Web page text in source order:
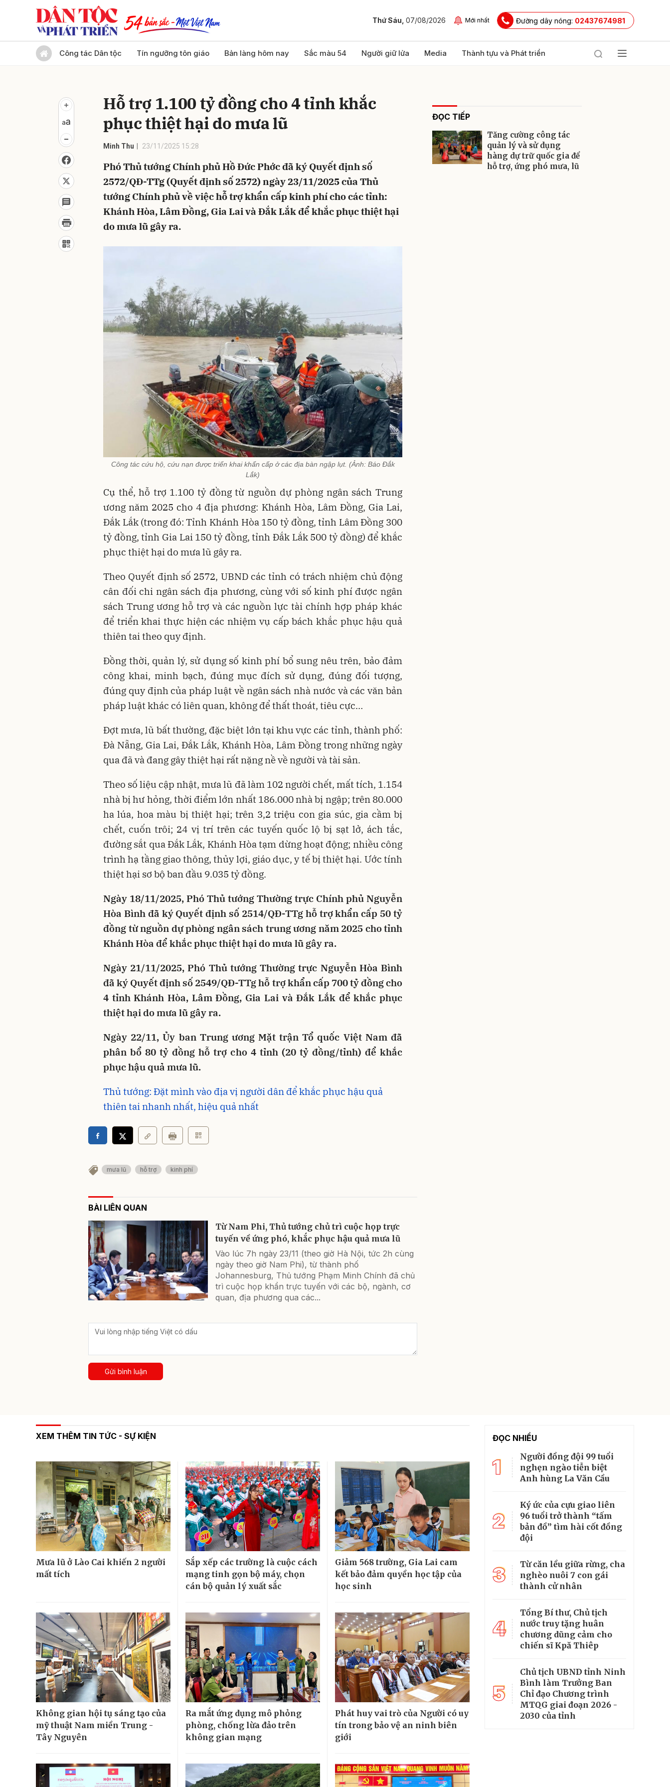
Thứ Sáu, 07/08/2026 Mới nhất Đường dây nóng: 02437674981
Công tác Dân tộc Tín ngưỡng tôn giáo Bản làng hôm nay Sắc màu 54 Người giữ lửa Media Thành tựu và Phát triển
Hỗ trợ 1.100 tỷ đồng cho 4 tỉnh khắc
phục thiệt hại do mưa lũ
Minh Thu 23/11/2025 15:28
Phó Thủ tướng Chính phủ Hồ Đức Phớc đã ký Quyết định số
2572/QĐ-TTg (Quyết định số 2572) ngày 23/11/2025 của Thủ
tướng Chính phủ về việc hỗ trợ khẩn cấp kinh phí cho các tỉnh:
Khánh Hòa, Lâm Đồng, Gia Lai và Đắk Lắk để khắc phục thiệt hại
do mưa lũ gây ra.
Công tác cứu hộ, cứu nạn được triển khai khẩn cấp ở các địa bàn ngập lụt. (Ảnh: Báo Đắk
Lắk)
Cụ thể, hỗ trợ 1.100 tỷ đồng từ nguồn dự phòng ngân sách Trung
ương năm 2025 cho 4 địa phương: Khánh Hòa, Lâm Đồng, Gia Lai,
Đắk Lắk (trong đó: Tỉnh Khánh Hòa 150 tỷ đồng, tỉnh Lâm Đồng 300
tỷ đồng, tỉnh Gia Lai 150 tỷ đồng, tỉnh Đắk Lắk 500 tỷ đồng) để khắc
phục thiệt hại do mưa lũ gây ra.
Theo Quyết định số 2572, UBND các tỉnh có trách nhiệm chủ động
cân đối chi ngân sách địa phương, cùng với số kinh phí được ngân
sách Trung ương hỗ trợ và các nguồn lực tài chính hợp pháp khác
để triển khai thực hiện các nhiệm vụ cấp bách khắc phục hậu quả
thiên tai theo quy định.
Đồng thời, quản lý, sử dụng số kinh phí bổ sung nêu trên, bảo đảm
công khai, minh bạch, đúng mục đích sử dụng, đúng đối tượng,
đúng quy định của pháp luật về ngân sách nhà nước và các văn bản
pháp luật khác có liên quan, không để thất thoát, tiêu cực…
Đợt mưa, lũ bất thường, đặc biệt lớn tại khu vực các tỉnh, thành phố:
Đà Nẵng, Gia Lai, Đắk Lắk, Khánh Hòa, Lâm Đồng trong những ngày
qua đã và đang gây thiệt hại rất nặng nề về người và tài sản.
Theo số liệu cập nhật, mưa lũ đã làm 102 người chết, mất tích, 1.154
nhà bị hư hỏng, thời điểm lớn nhất 186.000 nhà bị ngập; trên 80.000
ha lúa, hoa màu bị thiệt hại; trên 3,2 triệu con gia súc, gia cầm bị
chết, cuốn trôi; 24 vị trí trên các tuyến quốc lộ bị sạt lở, ách tắc,
đường sắt qua Đắk Lắk, Khánh Hòa tạm dừng hoạt động; nhiều công
trình hạ tầng giao thông, thủy lợi, giáo dục, y tế bị thiệt hại. Ước tính
thiệt hại sơ bộ ban đầu 9.035 tỷ đồng.
Ngày 18/11/2025, Phó Thủ tướng Thường trực Chính phủ Nguyễn
Hòa Bình đã ký Quyết định số 2514/QĐ-TTg hỗ trợ khẩn cấp 50 tỷ
đồng từ nguồn dự phòng ngân sách trung ương năm 2025 cho tỉnh
Khánh Hòa để khắc phục thiệt hại do mưa lũ gây ra.
Ngày 21/11/2025, Phó Thủ tướng Thường trực Nguyễn Hòa Bình
đã ký Quyết định số 2549/QĐ-TTg hỗ trợ khẩn cấp 700 tỷ đồng cho
4 tỉnh Khánh Hòa, Lâm Đồng, Gia Lai và Đắk Lắk để khắc phục
thiệt hại do mưa lũ gây ra.
Ngày 22/11, Ủy ban Trung ương Mặt trận Tổ quốc Việt Nam đã
phân bổ 80 tỷ đồng hỗ trợ cho 4 tỉnh (20 tỷ đồng/tỉnh) để khắc
phục hậu quả mưa lũ.
Thủ tướng: Đặt mình vào địa vị người dân để khắc phục hậu quả
thiên tai nhanh nhất, hiệu quả nhất
mưa lũ hỗ trợ kinh phí
BÀI LIÊN QUAN
Từ Nam Phi, Thủ tướng chủ trì cuộc họp trực
tuyến về ứng phó, khắc phục hậu quả mưa lũ
Vào lúc 7h ngày 23/11 (theo giờ Hà Nội, tức 2h cùng
ngày theo giờ Nam Phi), từ thành phố
Johannesburg, Thủ tướng Phạm Minh Chính đã chủ
trì cuộc họp khẩn trực tuyến với các bộ, ngành, cơ
quan, địa phương qua các...
Gửi bình luận
ĐỌC TIẾP
Tăng cường công tác
quản lý và sử dụng
hàng dự trữ quốc gia để
hỗ trợ, ứng phó mưa, lũ
XEM THÊM TIN TỨC - SỰ KIỆN
Mưa lũ ở Lào Cai khiến 2 người
mất tích
Sắp xếp các trường là cuộc cách
mạng tinh gọn bộ máy, chọn
cán bộ quản lý xuất sắc
Giảm 568 trường, Gia Lai cam
kết bảo đảm quyền học tập của
học sinh
Không gian hội tụ sáng tạo của
mỹ thuật Nam miền Trung -
Tây Nguyên
Ra mắt ứng dụng mô phỏng
phòng, chống lừa đảo trên
không gian mạng
Phát huy vai trò của Người có uy
tín trong bảo vệ an ninh biên
giới
ĐỌC NHIỀU
1
Người đồng đội 99 tuổi
nghẹn ngào tiễn biệt
Anh hùng La Văn Cầu
2
Ký ức của cựu giao liên
96 tuổi trở thành “tấm
bản đồ” tìm hài cốt đồng
đội
3
Từ căn lều giữa rừng, cha
nghèo nuôi 7 con gái
thành cử nhân
4
Tổng Bí thư, Chủ tịch
nước truy tặng huân
chương dũng cảm cho
chiến sĩ Kpă Thiêp
5
Chủ tịch UBND tỉnh Ninh
Bình làm Trưởng Ban
Chỉ đạo Chương trình
MTQG giai đoạn 2026 -
2030 của tỉnh
Gửi bình luận
Gửi